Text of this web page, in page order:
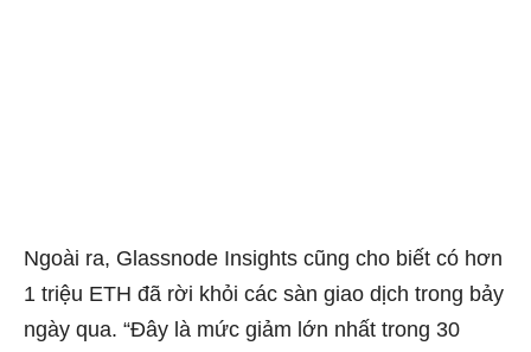
Ngoài ra, Glassnode Insights cũng cho biết có hơn
1 triệu ETH đã rời khỏi các sàn giao dịch trong bảy
ngày qua. “Đây là mức giảm lớn nhất trong 30